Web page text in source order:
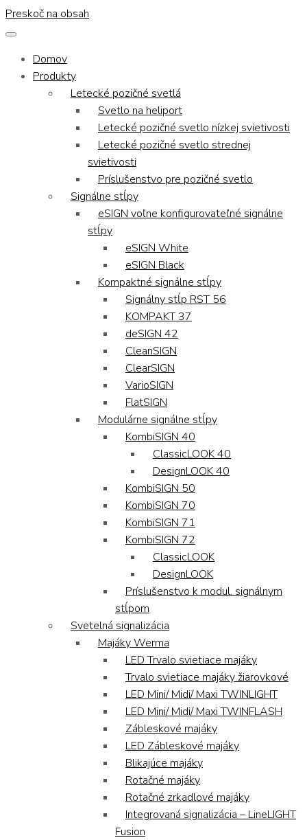
Preskoč na obsah
Domov
Produkty
Letecké pozičné svetlá
Svetlo na heliport
Letecké pozičné svetlo nízkej svietivosti
Letecké pozičné svetlo strednej
svietivosti
Príslušenstvo pre pozičné svetlo
Signálne stĺpy
eSIGN voľne konfigurovateľné signálne
stĺpy
eSIGN White
eSIGN Black
Kompaktné signálne stĺpy
Signálny stĺp RST 56
KOMPAKT 37
deSIGN 42
CleanSIGN
ClearSIGN
VarioSIGN
FlatSIGN
Modulárne signálne stĺpy
KombiSIGN 40
ClassicLOOK 40
DesignLOOK 40
KombiSIGN 50
KombiSIGN 70
KombiSIGN 71
KombiSIGN 72
ClassicLOOK
DesignLOOK
Príslušenstvo k modul. signálnym
stĺpom
Svetelná signalizácia
Majáky Werma
LED Trvalo svietiace majáky
Trvalo svietiace majáky žiarovkové
LED Mini/ Midi/ Maxi TWINLIGHT
LED Mini/ Midi/ Maxi TWINFLASH
Zábleskové majáky
LED Zábleskové majáky
Blikajúce majáky
Rotačné majáky
Rotačné zrkadlové majáky
Integrovaná signalizácia – LineLIGHT
Fusion